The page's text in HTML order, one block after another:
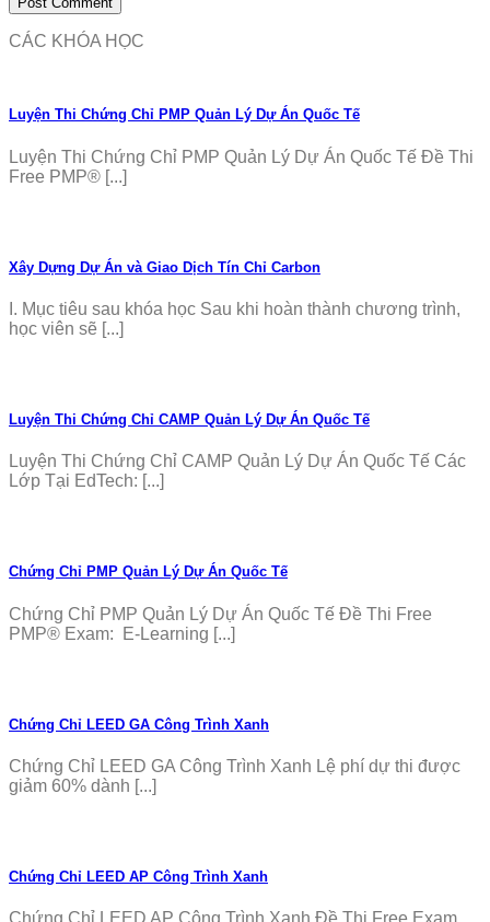
CÁC KHÓA HỌC
Luyện Thi Chứng Chỉ PMP Quản Lý Dự Án Quốc Tế
Luyện Thi Chứng Chỉ PMP Quản Lý Dự Án Quốc Tế Đề Thi
Free PMP® [...]
Xây Dựng Dự Án và Giao Dịch Tín Chỉ Carbon
I. Mục tiêu sau khóa học Sau khi hoàn thành chương trình,
học viên sẽ [...]
Luyện Thi Chứng Chỉ CAMP Quản Lý Dự Án Quốc Tế
Luyện Thi Chứng Chỉ CAMP Quản Lý Dự Án Quốc Tế Các
Lớp Tại EdTech: [...]
Chứng Chỉ PMP Quản Lý Dự Án Quốc Tế
Chứng Chỉ PMP Quản Lý Dự Án Quốc Tế Đề Thi Free
PMP® Exam: E-Learning [...]
Chứng Chỉ LEED GA Công Trình Xanh
Chứng Chỉ LEED GA Công Trình Xanh Lệ phí dự thi được
giảm 60% dành [...]
Chứng Chỉ LEED AP Công Trình Xanh